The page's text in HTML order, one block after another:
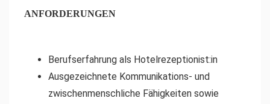
ANFORDERUNGEN
Berufserfahrung als Hotelrezeptionist:in
Ausgezeichnete Kommunikations- und
zwischenmenschliche Fähigkeiten sowie